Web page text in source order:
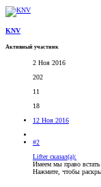
KNV
Активный участник
2 Ноя 2016
202
11
18
12 Ноя 2016
#2
Lifter сказал(а):
Имеем мы право
Нажмите, чтобы